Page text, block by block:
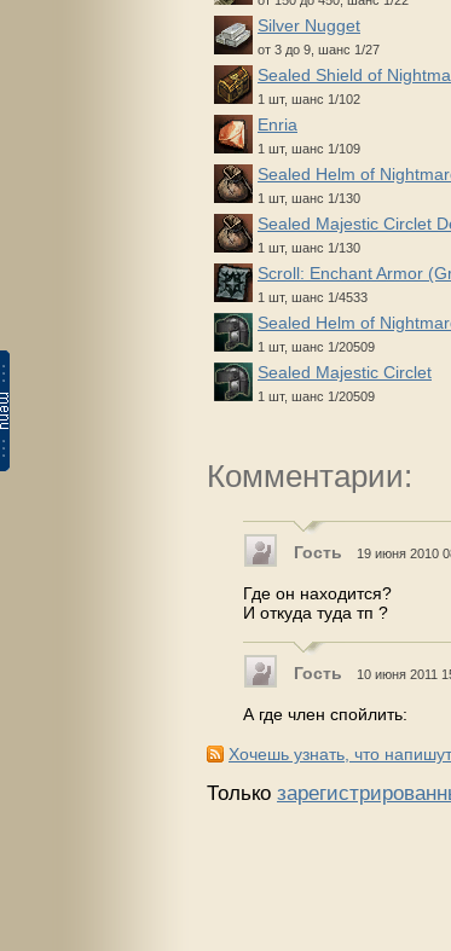
Silver Nugget
от 3 до 9, шанс 1/27
Sealed Shield of
1 шт, шанс 1/102
Enria
1 шт, шанс 1/109
Sealed Helm of
1 шт, шанс 1/130
Sealed Majestic Circlet
1 шт, шанс 1/130
Scroll: Enchant Armor
1 шт, шанс 1/4533
Sealed Helm of
1 шт, шанс 1/20509
Sealed Majestic Circlet
1 шт, шанс 1/20509
Комментарии:
Гость 19 июня 2010
Где он находится?
И откуда туда тп ?
Гость 10 июня 2011
А где член спойлить:
Хочешь узнать, что
Только